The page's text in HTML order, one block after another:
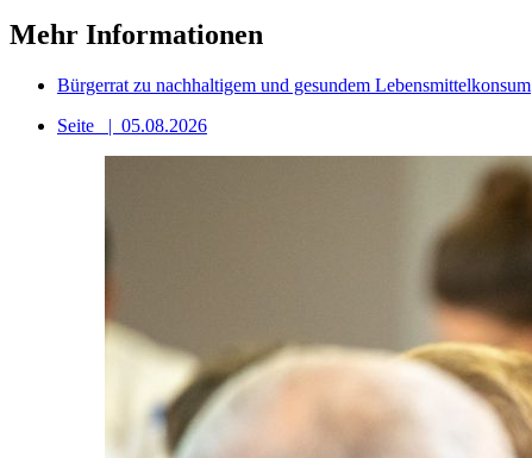
Mehr Informationen
Bürgerrat zu nachhaltigem und gesundem Lebensmittelkonsum
Seite
| 05.08.2026